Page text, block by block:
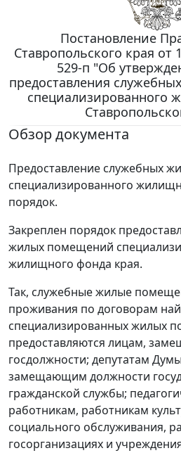
Постановление
Ставропольского края от
529-п "Об
предоставления
специализированного
Обзор документа
Предоставление служебных
специализированного
порядок.
Закреплен порядок
жилых помещений
жилищного фонда края.
Так, служебные жилые
проживания по договорам
специализированных жилых
предоставляются лицам,
госдолжности; депутатам
замещающим должности
гражданской службы;
работникам, работникам
социального обслуживания,
госорганизациях и